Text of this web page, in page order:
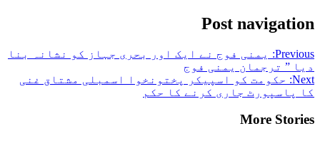
Post navigation
Previous:
یمنی فوج نے ایک اور بحری جہاز کو نشانہ بنا
دیا ” ترجمان یمنی فوج
Next: حکومت کو اسپیکر پختونخوا اسمبلی مشتاق غنی
کا پاسپورٹ جاری کرنے کا حکم
More Stories